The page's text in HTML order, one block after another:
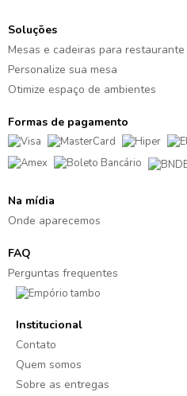
Soluções
Mesas e cadeiras para restaurante
Personalize sua mesa
Otimize espaço de ambientes
Formas de pagamento
Na mídia
Onde aparecemos
FAQ
Perguntas frequentes
Institucional
Contato
Quem somos
Sobre as entregas